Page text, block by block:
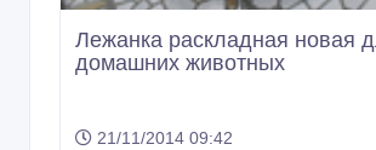
Лежанка раскладная новая
домашних животных
21/11/2014 09:42